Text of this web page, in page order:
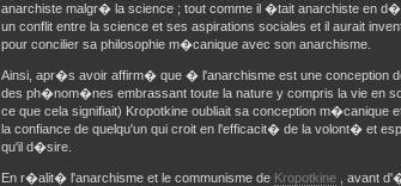
anarchiste malgr� la science ; tout comme il �tait anarchiste en
un conflit entre la science et ses aspirations sociales et il aurait
pour concilier sa philosophie m�canique avec son anarchisme.
Ainsi, apr�s avoir affirm� que � l'anarchisme est une
des ph�nom�nes embrassant toute la nature y compris la vie
ce que cela signifiait) Kropotkine oubliait sa conception m�canique
la confiance de quelqu'un qui croit en l'efficacit� de la volont� et
qu'il d�sire.
En r�alit� l'anarchisme et le communisme de Kropotkine , avant